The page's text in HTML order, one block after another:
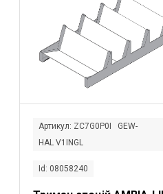
Артикул: ZC7G0P0I GEW-
HAL V1INGL
Id: 08058240